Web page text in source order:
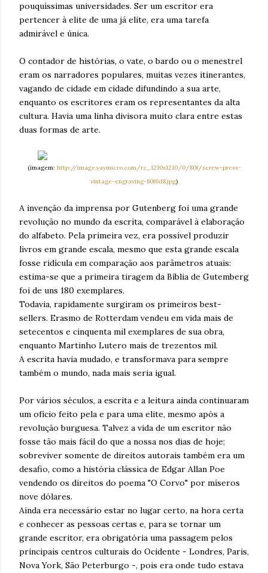
pouquíssimas universidades. Ser um escritor era
pertencer à elite de uma já elite, era uma tarefa
admirável e única.
O contador de histórias, o vate, o bardo ou o menestrel
eram os narradores populares, muitas vezes itinerantes,
vagando de cidade em cidade difundindo a sua arte,
enquanto os escritores eram os representantes da alta
cultura. Havia uma linha divisora muito clara entre estas
duas formas de arte.
(imagem: http://image.yaymicro.com/rz_1210x1210/0/80f/screw-press-
vintage-engraving-80f6d8.jpg)
A invenção da imprensa por Gutenberg foi uma grande
revolução no mundo da escrita, comparável à elaboração
do alfabeto. Pela primeira vez, era possível produzir
livros em grande escala, mesmo que esta grande escala
fosse ridícula em comparação aos parâmetros atuais:
estima-se que a primeira tiragem da Bíblia de Gutemberg
foi de uns 180 exemplares.
Todavia, rapidamente surgiram os primeiros best-
sellers. Erasmo de Rotterdam vendeu em vida mais de
setecentos e cinquenta mil exemplares de sua obra,
enquanto Martinho Lutero mais de trezentos mil.
A escrita havia mudado, e transformava para sempre
também o mundo, nada mais seria igual.
Por vários séculos, a escrita e a leitura ainda continuaram
um ofício feito pela e para uma elite, mesmo após a
revolução burguesa. Talvez a vida de um escritor não
fosse tão mais fácil do que a nossa nos dias de hoje;
sobreviver somente de direitos autorais também era um
desafio, como a história clássica de Edgar Allan Poe
vendendo os direitos do poema "O Corvo" por míseros
nove dólares.
Ainda era necessário estar no lugar certo, na hora certa
e conhecer as pessoas certas e, para se tornar um
grande escritor, era obrigatória uma passagem pelos
principais centros culturais do Ocidente - Londres, Paris,
Nova York, São Peterburgo -, pois era onde tudo estava